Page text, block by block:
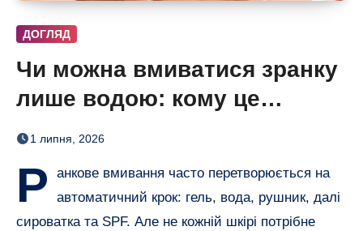
ДОГЛЯД
Чи можна вмиватися зранку
лише водою: кому це
підходить, а кому потрібен
1 липня, 2026
Р
анкове вмивання часто перетворюється на
автоматичний крок: гель, вода, рушник, далі
сироватка та SPF. Але не кожній шкірі потрібне